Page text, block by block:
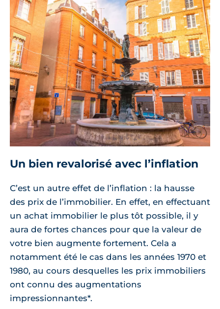
Un bien revalorisé avec l’inflation
C’est un autre effet de l’inflation : la hausse
des prix de l’immobilier. En effet, en effectuant
un achat immobilier le plus tôt possible, il y
aura de fortes chances pour que la valeur de
votre bien augmente fortement. Cela a
notamment été le cas dans les années 1970 et
1980, au cours desquelles les prix immobiliers
ont connu des augmentations
impressionnantes*.